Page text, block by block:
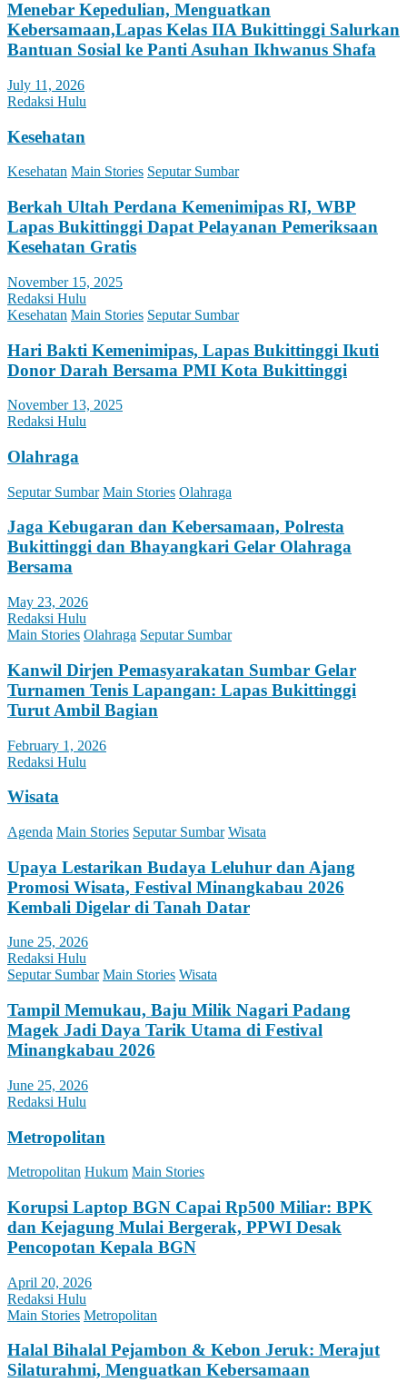
Menebar Kepedulian, Menguatkan
Kebersamaan,Lapas Kelas IIA Bukittinggi Salurkan
Bantuan Sosial ke Panti Asuhan Ikhwanus Shafa
July 11, 2026
Redaksi Hulu
Kesehatan
Kesehatan Main Stories Seputar Sumbar
Berkah Ultah Perdana Kemenimipas RI, WBP
Lapas Bukittinggi Dapat Pelayanan Pemeriksaan
Kesehatan Gratis
November 15, 2025
Redaksi Hulu
Kesehatan Main Stories Seputar Sumbar
Hari Bakti Kemenimipas, Lapas Bukittinggi Ikuti
Donor Darah Bersama PMI Kota Bukittinggi
November 13, 2025
Redaksi Hulu
Olahraga
Seputar Sumbar Main Stories Olahraga
Jaga Kebugaran dan Kebersamaan, Polresta
Bukittinggi dan Bhayangkari Gelar Olahraga
Bersama
May 23, 2026
Redaksi Hulu
Main Stories Olahraga Seputar Sumbar
Kanwil Dirjen Pemasyarakatan Sumbar Gelar
Turnamen Tenis Lapangan: Lapas Bukittinggi
Turut Ambil Bagian
February 1, 2026
Redaksi Hulu
Wisata
Agenda Main Stories Seputar Sumbar Wisata
Upaya Lestarikan Budaya Leluhur dan Ajang
Promosi Wisata, Festival Minangkabau 2026
Kembali Digelar di Tanah Datar
June 25, 2026
Redaksi Hulu
Seputar Sumbar Main Stories Wisata
Tampil Memukau, Baju Milik Nagari Padang
Magek Jadi Daya Tarik Utama di Festival
Minangkabau 2026
June 25, 2026
Redaksi Hulu
Metropolitan
Metropolitan Hukum Main Stories
Korupsi Laptop BGN Capai Rp500 Miliar: BPK
dan Kejagung Mulai Bergerak, PPWI Desak
Pencopotan Kepala BGN
April 20, 2026
Redaksi Hulu
Main Stories Metropolitan
Halal Bihalal Pejambon & Kebon Jeruk: Merajut
Silaturahmi, Menguatkan Kebersamaan